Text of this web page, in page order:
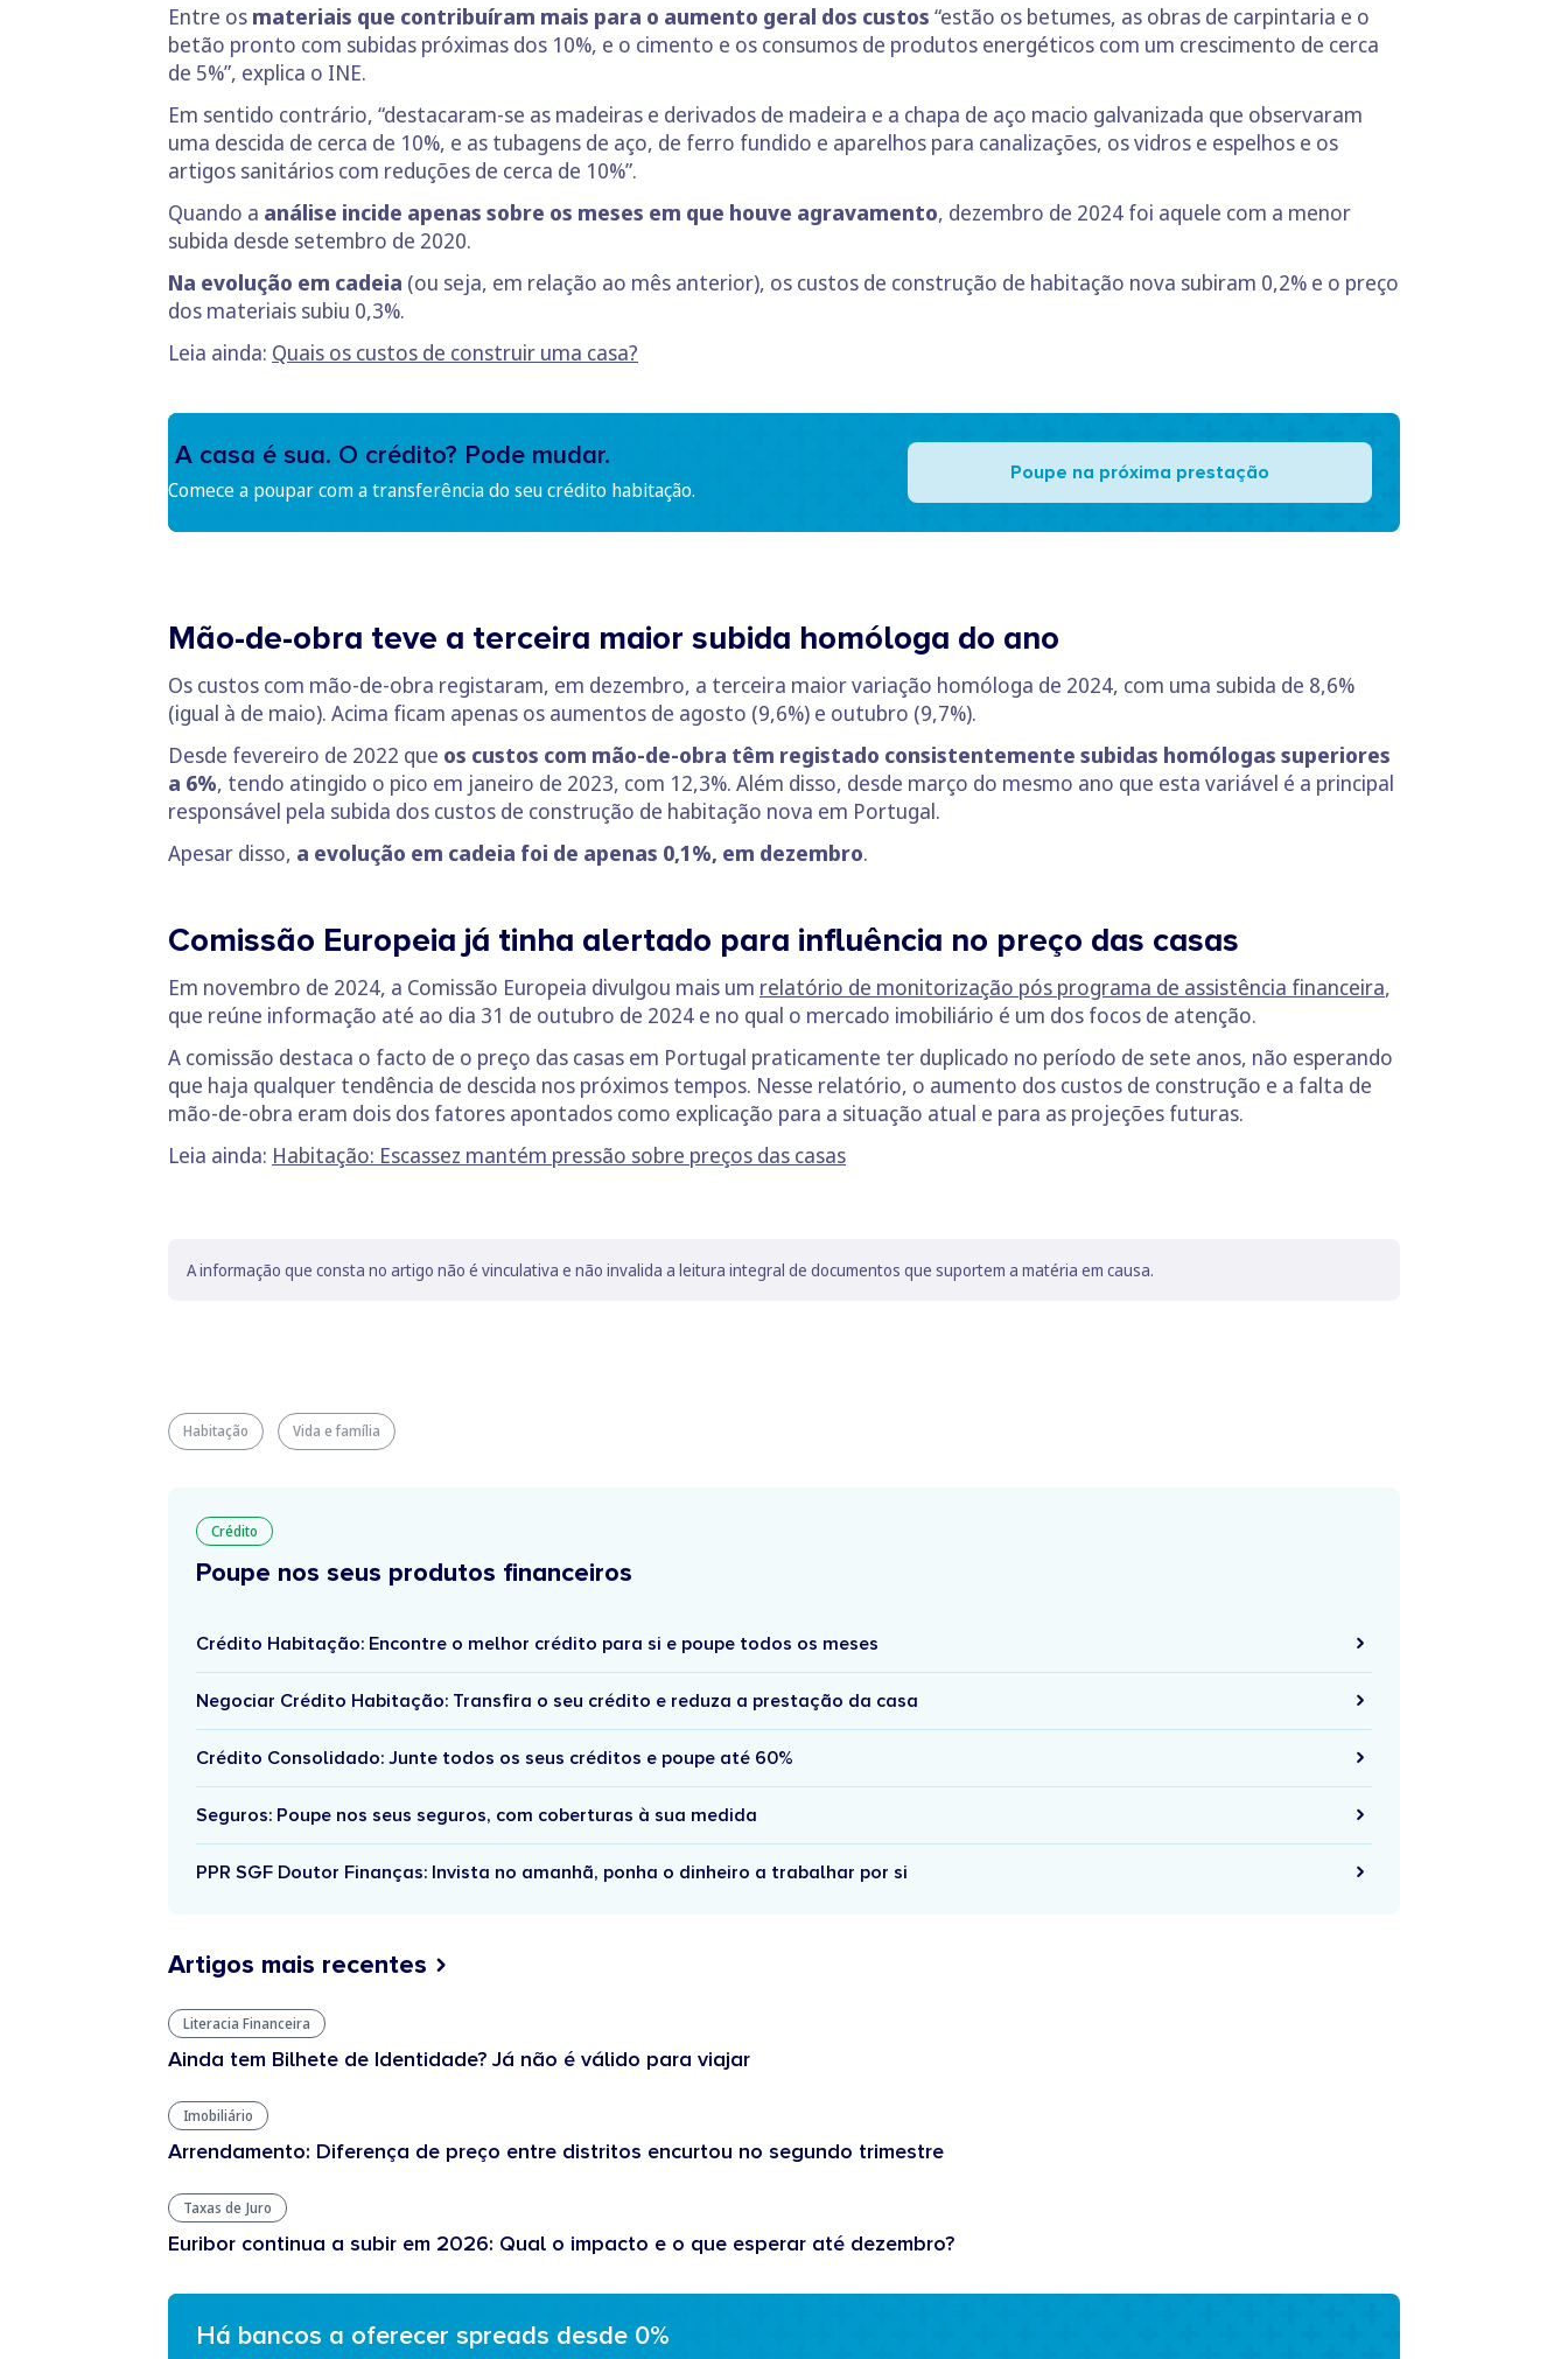
Entre os materiais que contribuíram mais para o aumento geral dos custos “estão os betumes, as obras de carpintaria e o
betão pronto com subidas próximas dos 10%, e o cimento e os consumos de produtos energéticos com um crescimento de cerca
de 5%”, explica o INE.
Em sentido contrário, “destacaram-se as madeiras e derivados de madeira e a chapa de aço macio galvanizada que observaram
uma descida de cerca de 10%, e as tubagens de aço, de ferro fundido e aparelhos para canalizações, os vidros e espelhos e os
artigos sanitários com reduções de cerca de 10%”.
Quando a análise incide apenas sobre os meses em que houve agravamento, dezembro de 2024 foi aquele com a menor
subida desde setembro de 2020.
Na evolução em cadeia (ou seja, em relação ao mês anterior), os custos de construção de habitação nova subiram 0,2% e o preço
dos materiais subiu 0,3%.
Leia ainda: Quais os custos de construir uma casa?
A casa é sua. O crédito? Pode mudar.
Comece a poupar com a transferência do seu crédito habitação.
Poupe na próxima prestação
Mão-de-obra teve a terceira maior subida homóloga do ano
Os custos com mão-de-obra registaram, em dezembro, a terceira maior variação homóloga de 2024, com uma subida de 8,6%
(igual à de maio). Acima ficam apenas os aumentos de agosto (9,6%) e outubro (9,7%).
Desde fevereiro de 2022 que os custos com mão-de-obra têm registado consistentemente subidas homólogas superiores
a 6%, tendo atingido o pico em janeiro de 2023, com 12,3%. Além disso, desde março do mesmo ano que esta variável é a principal
responsável pela subida dos custos de construção de habitação nova em Portugal.
Apesar disso, a evolução em cadeia foi de apenas 0,1%, em dezembro.
Comissão Europeia já tinha alertado para influência no preço das casas
Em novembro de 2024, a Comissão Europeia divulgou mais um relatório de monitorização pós programa de assistência financeira,
que reúne informação até ao dia 31 de outubro de 2024 e no qual o mercado imobiliário é um dos focos de atenção.
A comissão destaca o facto de o preço das casas em Portugal praticamente ter duplicado no período de sete anos, não esperando
que haja qualquer tendência de descida nos próximos tempos. Nesse relatório, o aumento dos custos de construção e a falta de
mão-de-obra eram dois dos fatores apontados como explicação para a situação atual e para as projeções futuras.
Leia ainda: Habitação: Escassez mantém pressão sobre preços das casas
A informação que consta no artigo não é vinculativa e não invalida a leitura integral de documentos que suportem a matéria em causa.
Habitação Vida e família
Crédito
Poupe nos seus produtos financeiros
Crédito Habitação: Encontre o melhor crédito para si e poupe todos os meses
Negociar Crédito Habitação: Transfira o seu crédito e reduza a prestação da casa
Crédito Consolidado: Junte todos os seus créditos e poupe até 60%
Seguros: Poupe nos seus seguros, com coberturas à sua medida
PPR SGF Doutor Finanças: Invista no amanhã, ponha o dinheiro a trabalhar por si
Artigos mais recentes
Literacia Financeira
Ainda tem Bilhete de Identidade? Já não é válido para viajar
Imobiliário
Arrendamento: Diferença de preço entre distritos encurtou no segundo trimestre
Taxas de Juro
Euribor continua a subir em 2026: Qual o impacto e o que esperar até dezembro?
Há bancos a oferecer spreads desde 0%